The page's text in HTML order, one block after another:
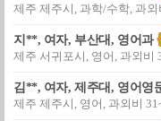
제주 제주시, 과학/수학, 과외
지**, 여자, 부산대, 영어과
제주 서귀포시, 영어, 과외비
김**, 여자, 제주대, 영어영
제주 제주시, 영어, 과외비